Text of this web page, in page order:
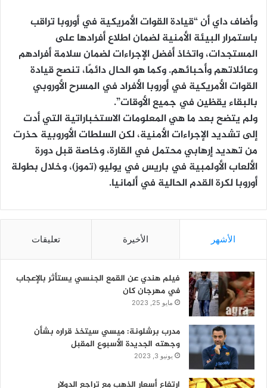
وأضاف داي أن “قيادة القوات الأمريكية في أوروبا تراقب
باستمرار البيئة الأمنية لضمان اطلاع أفرادها على
المستجدات، واتخاذ أفضل الإجراءات لضمان سلامة أفرادهم
وعائلاتهم وأحبائهم. وكما هو الحال دائمًا، تنصح قيادة
القوات الأمريكية في أوروبا الأفراد في المسرح الأوروبي
بالبقاء يقظين في جميع الأوقات”.
ولم يتضح بعد ما هي المعلومات الاستخباراتية التي أدت
إلى تشديد الإجراءات الأمنية، لكن السلطات الأوروبية حذرت
من تهديد إرهابي محتمل في القارة، وخاصة قبل دورة
الألعاب الأولمبية في باريس في يوليو (تموز)، وخلال بطولة
أوروبا لكرة القدم الحالية في ألمانيا.
الأشهر الأخيرة تعليقات
فيلم هندي عن القمع الجنسي يستأثر بالإعجاب
في مهرجان كان
مايو 25, 2023
مدرب برشلونة: ميسي سيتخذ قراره بشأن
وجهته الجديدة الأسبوع المقبل
يونيو 3, 2023
ارتفاع أسعار الذهب مع تراجع الدولار